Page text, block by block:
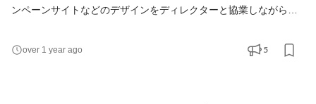
ンペーンサイトなどのデザインをディレクターと協業しながらお
加していただくものもあるため、プロジェクト全体を見ながら職
種の枠にとらわれない自由な発想でご活躍いただけます。 ご入社
over 1 year ago 5